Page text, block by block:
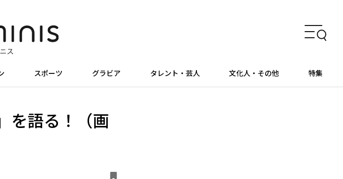
スポーツ グラビア タレント・芸人 文化人・その他 特集
を語る！（画